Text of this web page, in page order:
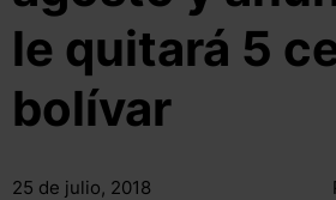
le quitará 5
bolívar
25 de julio, 2018